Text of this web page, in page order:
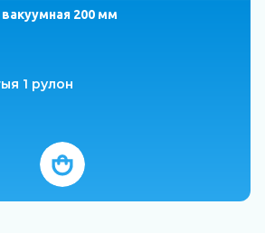
200 мм
1 рулон